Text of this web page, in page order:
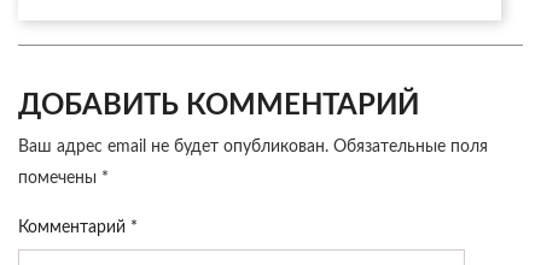
ДОБАВИТЬ КОММЕНТАРИЙ
Ваш адрес email не будет опубликован. Обязательные поля
помечены *
Комментарий *